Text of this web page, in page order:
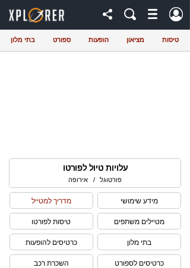
טיסות מציאון הופעות ספורט בתי מלון
עלויות טיול לפורטו
פורטוגל / אירופה
מידע שימושי מדריך למטייל
מטיילים משתפים טיסות לפורטו
בתי מלון כרטיסים להופעות
כרטיסים לספורט השכרת רכב